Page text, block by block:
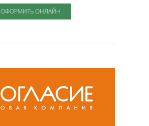
ОФОРМИТЬ ОНЛАЙН